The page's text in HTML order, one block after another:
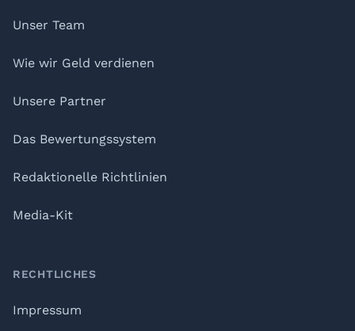
Unser Team
Wie wir Geld verdienen
Unsere Partner
Das Bewertungssystem
Redaktionelle Richtlinien
Media-Kit
RECHTLICHES
Impressum